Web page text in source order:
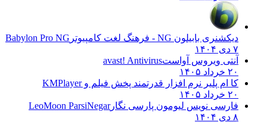
دیکشنری بابیلون NG - فرهنگ لغت کامپیوتر
Babylon Pro NG
آنتی ویروس آواستavast! Antivirus
کا ام پلیر نرم افزار قدرتمند پخش فیلم وKMPlayer
فارسی نویس لیومون پارسی نگار LeoMoon ParsiNegar